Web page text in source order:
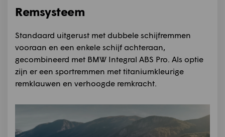
Remsysteem
Standaard uitgerust met dubbele schijfremmen
vooraan en een enkele schijf achteraan,
gecombineerd met BMW Integral ABS Pro. Als optie
zijn er een sportremmen met titaniumkleurige
remklauwen en verhoogde remkracht.